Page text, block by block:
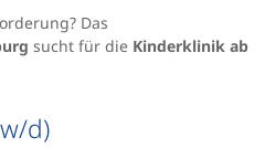
d)
Das
sucht für die Kinderklinik ab